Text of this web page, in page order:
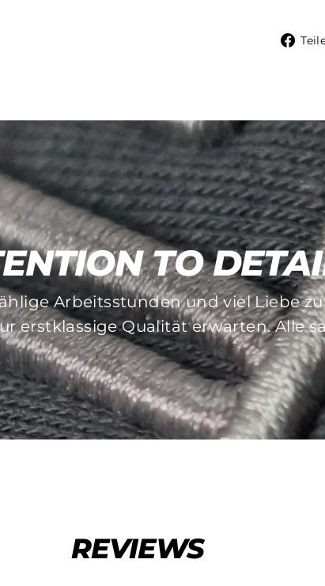
TO
Arbeitsstunden und viel Liebe
erstklassige Qualität erwarten. Alle
MADE TO LAST
achten wir besonders
Pieces gibt es bei uns nicht!
REVIEWS